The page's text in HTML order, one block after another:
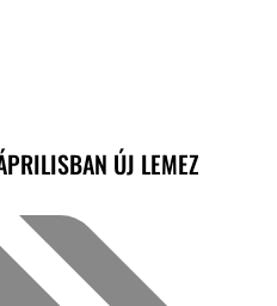
ÚJ LEMEZ